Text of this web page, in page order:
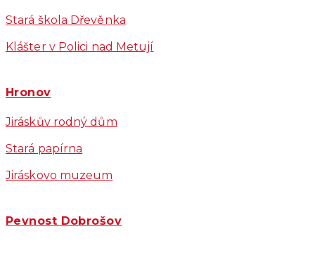
Stará škola Dřevěnka
Klášter v Polici nad Metují
Hronov
Jiráskův rodný dům
Stará papírna
Jiráskovo muzeum
Pevnost Dobrošov